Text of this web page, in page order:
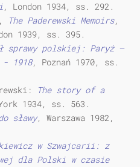
, London 1934, ss. 292.
The Paderewski Memoirs,
1939, ss. 395.
sprawy polskiej: Paryż —
- 1918, Poznań 1970, ss.
The story of a
1934, ss. 563.
sławy, Warszawa 1982,
w Szwajcarii: z
dla Polski w czasie